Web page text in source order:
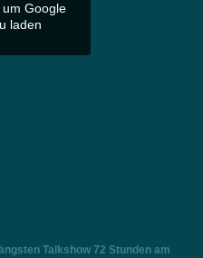
um Google
laden
Talkshow 72 Stunden am